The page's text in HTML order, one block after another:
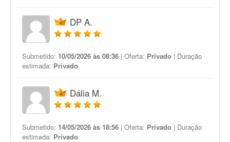
DP A.
Submetido: 10/05/2026 às 08:36 | Oferta: Privado | Duração
estimada: Privado
Dália M.
Submetido: 14/05/2026 às 18:56 | Oferta: Privado | Duração
estimada: Privado